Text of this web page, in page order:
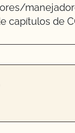
capítulos de